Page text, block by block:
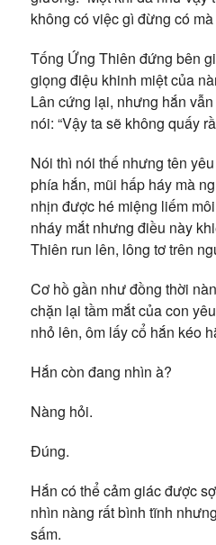
không có việc gì đừng có mà
Tống Ứng Thiên đứng bên
giọng điệu khinh miệt của
Lân cứng lại, nhưng hắn
nói: “Vậy ta sẽ không quấy
Nói thì nói thế nhưng tên
phía hắn, mũi hấp háy mà
nhịn được hé miệng liếm
nháy mắt nhưng điều này
Thiên run lên, lông tơ trên
Cơ hồ gần như đồng thời
chặn lại tầm mắt của con
nhỏ lên, ôm lấy cổ hắn kéo
Hắn còn đang nhìn à?
Nàng hỏi.
Đúng.
Hắn có thể cảm giác được
nhìn nàng rất bình tĩnh
sấm.